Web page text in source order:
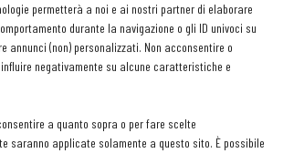
permetterà a noi e ai nostri partner di elaborare
durante la navigazione o gli ID univoci su
annunci (non) personalizzati. Non acconsentire o
negativamente su alcune caratteristiche e
a quanto sopra o per fare scelte
saranno applicate solamente a questo sito. È possibile
l'esperienza parigina con Maison
dove aprirà un ristorante nella
di Polignano a Mare.
: Guida il ristorante gastronomico LeBolle